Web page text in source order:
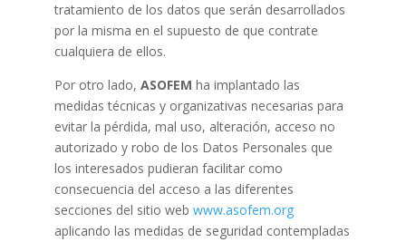
tratamiento de los datos que serán desarrollados
por la misma en el supuesto de que contrate
cualquiera de ellos.
Por otro lado, ASOFEM ha implantado las
medidas técnicas y organizativas necesarias para
evitar la pérdida, mal uso, alteración, acceso no
autorizado y robo de los Datos Personales que
los interesados pudieran facilitar como
consecuencia del acceso a las diferentes
secciones del sitio web www.asofem.org
aplicando las medidas de seguridad contempladas